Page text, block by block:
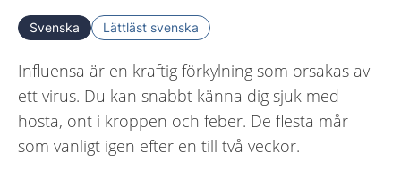
Svenska Lättläst svenska
Influensa är en kraftig förkylning som orsakas av
ett virus. Du kan snabbt känna dig sjuk med
hosta, ont i kroppen och feber. De flesta mår
som vanligt igen efter en till två veckor.